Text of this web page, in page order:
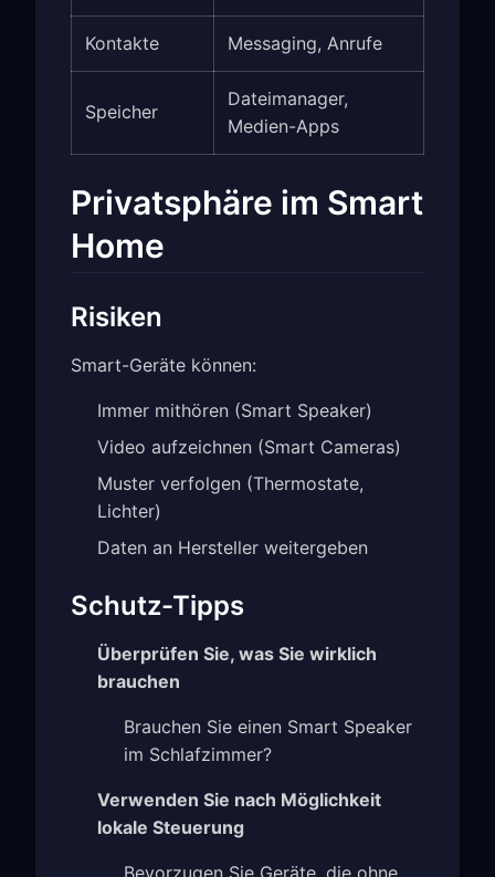
Kontakte Messaging, Anrufe
Speicher
Dateimanager,
Medien-Apps
Privatsphäre im Smart
Home
Risiken
Smart-Geräte können:
Immer mithören (Smart Speaker)
Video aufzeichnen (Smart Cameras)
Muster verfolgen (Thermostate,
Lichter)
Daten an Hersteller weitergeben
Schutz-Tipps
Überprüfen Sie, was Sie wirklich
brauchen
Brauchen Sie einen Smart Speaker
im Schlafzimmer?
Verwenden Sie nach Möglichkeit
lokale Steuerung